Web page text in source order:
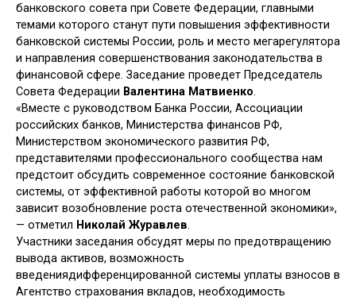
банковского совета при Совете Федерации, главными
темами которого станут пути повышения эффективности
банковской системы России, роль и место мегарегулятора
и направления совершенствования законодательства в
финансовой сфере. Заседание проведет Председатель
Совета Федерации Валентина Матвиенко.
«Вместе с руководством Банка России, Ассоциации
российских банков, Министерства финансов РФ,
Министерством экономического развития РФ,
представителями профессионального сообщества нам
предстоит обсудить современное состояние банковской
системы, от эффективной работы которой во многом
зависит возобновление роста отечественной экономики»,
— отметил Николай Журавлев.
Участники заседания обсудят меры по предотвращению
вывода активов, возможность
введениядифференцированной системы уплаты взносов в
Агентство страхования вкладов, необходимость